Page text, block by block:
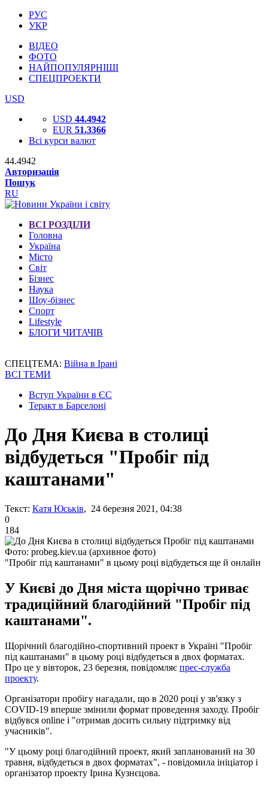
РУС
УКР
ВІДЕО
ФОТО
НАЙПОПУЛЯРНІШІ
СПЕЦПРОЕКТИ
USD
USD 44.4942
EUR 51.3366
Всі курси валют
44.4942
Авторизація
Пошук
RU
ВСІ РОЗДІЛИ
Головна
Україна
Місто
Світ
Бізнес
Наука
Шоу-бізнес
Спорт
Lifestyle
БЛОГИ ЧИТАЧІВ
СПЕЦТЕМА: Війна в Ірані
ВСІ ТЕМИ
Вступ України в ЄС
Теракт в Барселоні
До Дня Києва в столиці
відбудеться "Пробіг під
каштанами"
Текст: Катя Юськів, 24 березня 2021, 04:38
0
184
Фото: probeg.kiev.ua (архивное фото)
"Пробіг під каштанами" в цьому році відбудеться ще й онлайн
У Києві до Дня міста щорічно триває
традиційний благодійний "Пробіг під
каштанами".
Щорічний благодійно-спортивний проект в Україні "Пробіг
під каштанами" в цьому році відбудеться в двох форматах.
Про це у вівторок, 23 березня, повідомляє прес-служба
проекту.
Організатори пробігу нагадали, що в 2020 році у зв'язку з
COVID-19 вперше змінили формат проведення заходу. Пробіг
відбувся online і "отримав досить сильну підтримку від
учасників".
"У цьому році благодійний проект, який запланований на 30
травня, відбудеться в двох форматах", - повідомила ініціатор і
організатор проекту Ірина Кузнєцова.